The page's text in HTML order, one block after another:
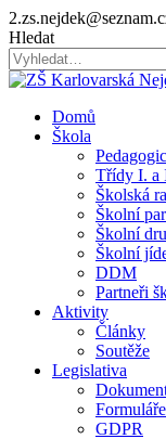
Hledat
Domů
Škola
Třídy I. a
Školská
Školní
Školní
Školní
DDM
Partneři
Aktivity
Články
Soutěže
Legislativa
GDPR